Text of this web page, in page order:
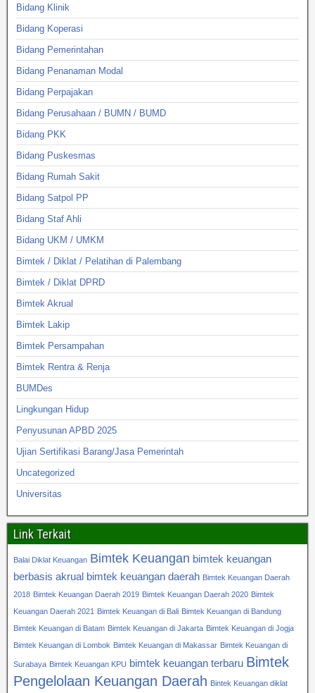
Bidang Klinik
Bidang Koperasi
Bidang Pemerintahan
Bidang Penanaman Modal
Bidang Perpajakan
Bidang Perusahaan / BUMN / BUMD
Bidang PKK
Bidang Puskesmas
Bidang Rumah Sakit
Bidang Satpol PP
Bidang Staf Ahli
Bidang UKM / UMKM
Bimtek / Diklat / Pelatihan di Palembang
Bimtek / Diklat DPRD
Bimtek Akrual
Bimtek Lakip
Bimtek Persampahan
Bimtek Rentra & Renja
BUMDes
Lingkungan Hidup
Penyusunan APBD 2025
Ujian Sertifikasi Barang/Jasa Pemerintah
Uncategorized
Universitas
Link Terkait
Balai Diklat Keuangan Bimtek Keuangan bimtek keuangan
berbasis akrual bimtek keuangan daerah Bimtek Keuangan Daerah
2018 Bimtek Keuangan Daerah 2019 Bimtek Keuangan Daerah 2020 Bimtek
Keuangan Daerah 2021 Bimtek Keuangan di Bali Bimtek Keuangan di Bandung
Bimtek Keuangan di Batam Bimtek Keuangan di Jakarta Bimtek Keuangan di Jogja
Bimtek Keuangan di Lombok Bimtek Keuangan di Makassar Bimtek Keuangan di
Surabaya Bimtek Keuangan KPU bimtek keuangan terbaru Bimtek
Pengelolaan Keuangan Daerah Bintek Keuangan diklat